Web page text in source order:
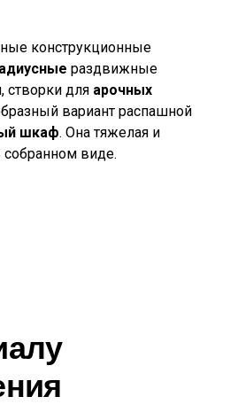
конструкционные
раздвижные
для арочных
вариант распашной
шкаф. Она тяжелая и
собранном виде.